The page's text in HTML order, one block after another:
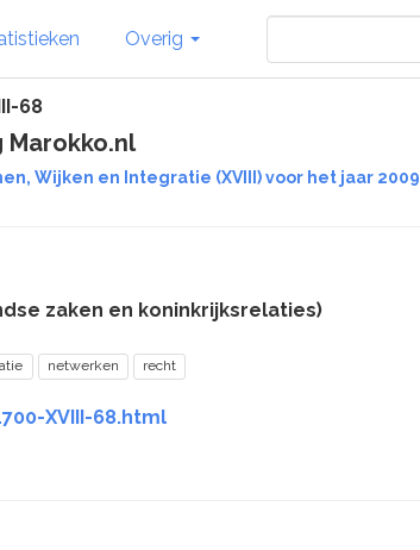
Overig
68
Wijken en Integratie (XVIII) voor het jaar 2009
zaken en koninkrijksrelaties)
netwerken
recht
XVIII-68.html